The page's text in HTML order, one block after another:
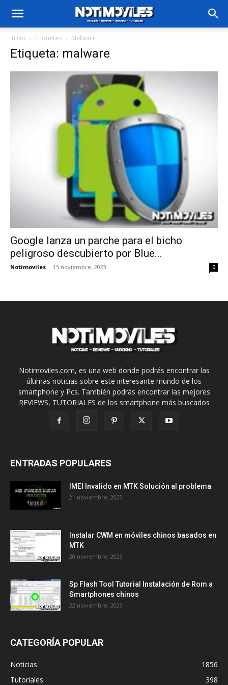
Inicio Etiquetas Malware
Etiqueta: malware
Google lanza un parche para el bicho
peligroso descubierto por Blue...
Notimoviles - 15 noviembre, 2023 0
Notimoviles.com, es una web donde podrás encontrar las
últimas noticias sobre este interesante mundo de los
smartphone y Pcs. También podrás encontrar las mejores
REVIEWS, TUTORIALES de los smartphone más buscados
ENTRADAS POPULARES
IMEI Invalido en MTK Solución al problema
21 noviembre, 2023
Instalar CWM en móviles chinos basados en
MTK
20 noviembre, 2023
Sp Flash Tool Tutorial Instalación de Rom a
Smartphones chinos
22 noviembre, 2023
CATEGORÍA POPULAR
Noticias
1856
Tutoriales
398